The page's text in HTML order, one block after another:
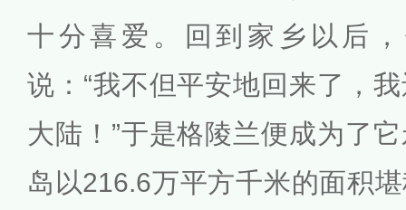
十分喜爱。回到家乡以后
说：“我不但平安地回来了，
大陆！”于是格陵兰便成为了
岛以216.6万平方千米的面积